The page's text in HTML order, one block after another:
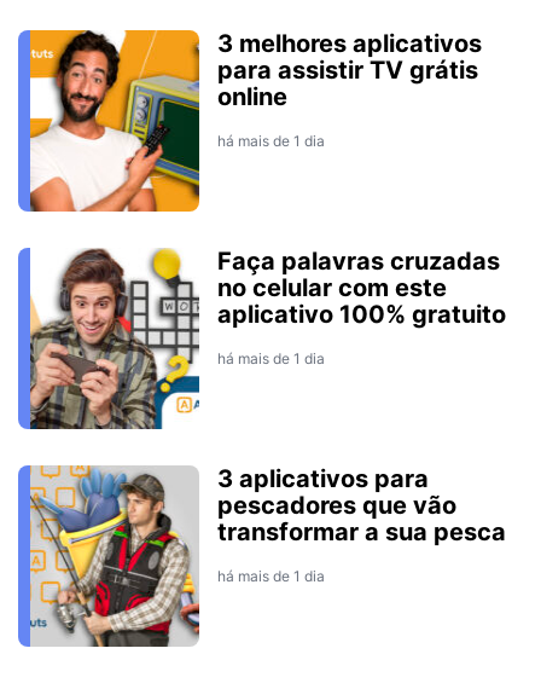
3 melhores aplicativos
para assistir TV grátis
online
há mais de 1 dia
Faça palavras cruzadas
no celular com este
aplicativo 100% gratuito
há mais de 1 dia
3 aplicativos para
pescadores que vão
transformar a sua pesca
há mais de 1 dia